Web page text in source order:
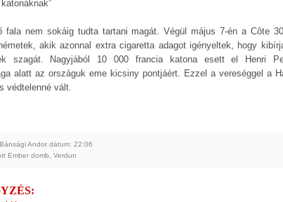
fala nem sokáig tudta tartani magát. Végül május 7-én a Côte
akik azonnal extra cigaretta adagot igényeltek, hogy
szagát. Nagyjából 10 000 francia katona esett el Henri
alatt az országuk eme kicsiny pontjáért. Ezzel a vereséggel a
védtelenné vált.
Andor dátum: 22:06
Ember domb, Verdun